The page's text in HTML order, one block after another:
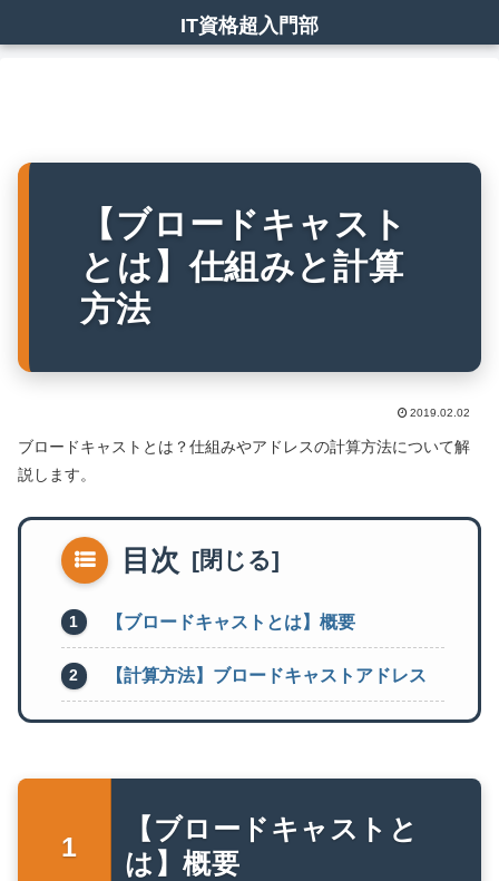
IT資格超入門部
【ブロードキャスト
とは】仕組みと計算
方法
2019.02.02
ブロードキャストとは？仕組みやアドレスの計算方法について解
説します。
目次
【ブロードキャストとは】概要
【計算方法】ブロードキャストアドレス
【ブロードキャストと
は】概要